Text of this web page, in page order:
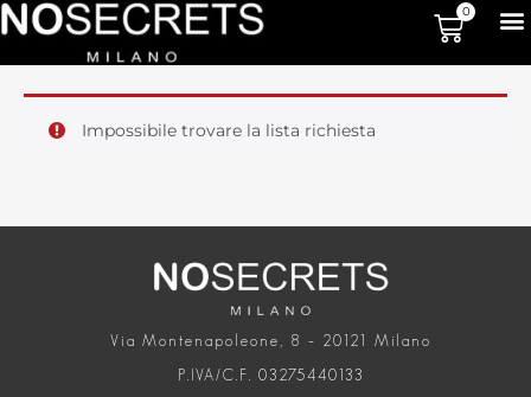
0
Impossibile trovare la lista richiesta
Via Montenapoleone, 8 – 20121 Milano
P.IVA/C.F. 03275440133